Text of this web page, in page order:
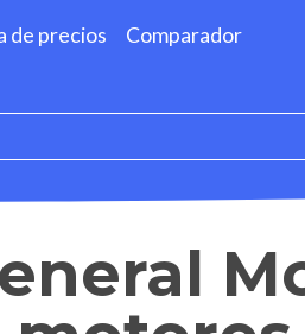
de precios Comparador